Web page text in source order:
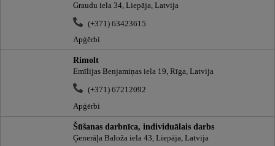
Graudu iela 34, Liepāja, Latvija
(+371) 63423615
Apģērbi
Rimolt
Emīlijas Benjamiņas iela 19, Rīga, Latvija
(+371) 67212092
Apģērbi
Šūšanas darbnīca, individuālais darbs
Ģenerāļa Baloža iela 43, Liepāja, Latvija